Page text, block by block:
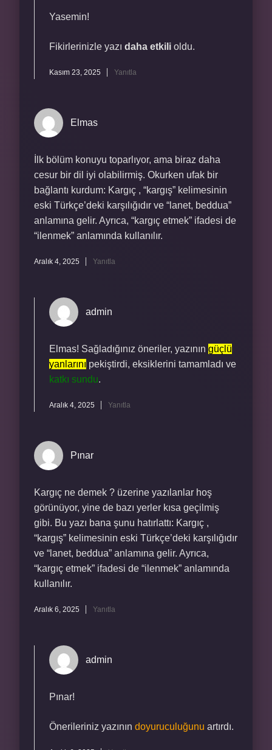
Yasemin!
Fikirlerinizle yazı daha etkili oldu.
Kasım 23, 2025 Yanıtla
Elmas
İlk bölüm konuyu toparlıyor, ama biraz daha
cesur bir dil iyi olabilirmiş. Okurken ufak bir
bağlantı kurdum: Kargıç , “kargış” kelimesinin
eski Türkçe’deki karşılığıdır ve “lanet, beddua”
anlamına gelir. Ayrıca, “kargıç etmek” ifadesi de
“ilenmek” anlamında kullanılır.
Aralık 4, 2025 Yanıtla
admin
Elmas! Sağladığınız öneriler, yazının güçlü
yanlarını pekiştirdi, eksiklerini tamamladı ve
katkı sundu.
Aralık 4, 2025 Yanıtla
Pınar
Kargıç ne demek ? üzerine yazılanlar hoş
görünüyor, yine de bazı yerler kısa geçilmiş
gibi. Bu yazı bana şunu hatırlattı: Kargıç ,
“kargış” kelimesinin eski Türkçe’deki karşılığıdır
ve “lanet, beddua” anlamına gelir. Ayrıca,
“kargıç etmek” ifadesi de “ilenmek” anlamında
kullanılır.
Aralık 6, 2025 Yanıtla
admin
Pınar!
Önerileriniz yazının doyuruculuğunu artırdı.